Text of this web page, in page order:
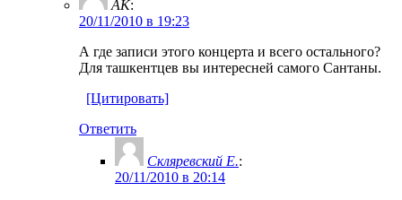
AK:
20/11/2010 в 19:23
А где записи этого концерта и всего остального?
Для ташкентцев вы интересней самого Сантаны.
[Цитировать]
Ответить
Скляревский Е.:
20/11/2010 в 20:14